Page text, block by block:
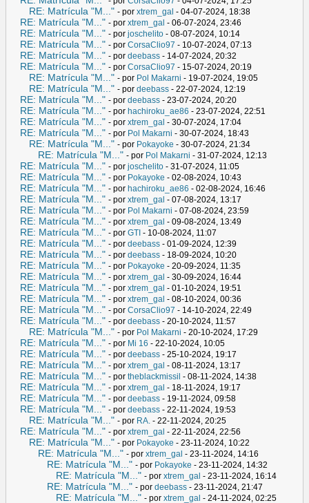
RE: Matrícula "M..." - por xtrem_gal - 04-07-2024, 18:38
RE: Matrícula "M..." - por xtrem_gal - 06-07-2024, 23:46
RE: Matrícula "M..." - por joschelito - 08-07-2024, 10:14
RE: Matrícula "M..." - por CorsaClio97 - 10-07-2024, 07:13
RE: Matrícula "M..." - por deebass - 14-07-2024, 20:32
RE: Matrícula "M..." - por CorsaClio97 - 15-07-2024, 20:19
RE: Matrícula "M..." - por Pol Makarni - 19-07-2024, 19:05
RE: Matrícula "M..." - por deebass - 22-07-2024, 12:19
RE: Matrícula "M..." - por deebass - 23-07-2024, 20:20
RE: Matrícula "M..." - por hachiroku_ae86 - 23-07-2024, 22:51
RE: Matrícula "M..." - por xtrem_gal - 30-07-2024, 17:04
RE: Matrícula "M..." - por Pol Makarni - 30-07-2024, 18:43
RE: Matrícula "M..." - por Pokayoke - 30-07-2024, 21:34
RE: Matrícula "M..." - por Pol Makarni - 31-07-2024, 12:13
RE: Matrícula "M..." - por joschelito - 31-07-2024, 11:05
RE: Matrícula "M..." - por Pokayoke - 02-08-2024, 10:43
RE: Matrícula "M..." - por hachiroku_ae86 - 02-08-2024, 16:46
RE: Matrícula "M..." - por xtrem_gal - 07-08-2024, 13:17
RE: Matrícula "M..." - por Pol Makarni - 07-08-2024, 23:59
RE: Matrícula "M..." - por xtrem_gal - 09-08-2024, 13:49
RE: Matrícula "M..." - por GTI - 10-08-2024, 11:07
RE: Matrícula "M..." - por deebass - 01-09-2024, 12:39
RE: Matrícula "M..." - por deebass - 18-09-2024, 10:20
RE: Matrícula "M..." - por Pokayoke - 20-09-2024, 11:35
RE: Matrícula "M..." - por xtrem_gal - 30-09-2024, 16:44
RE: Matrícula "M..." - por xtrem_gal - 01-10-2024, 19:51
RE: Matrícula "M..." - por xtrem_gal - 08-10-2024, 00:36
RE: Matrícula "M..." - por CorsaClio97 - 14-10-2024, 22:49
RE: Matrícula "M..." - por deebass - 20-10-2024, 11:57
RE: Matrícula "M..." - por Pol Makarni - 20-10-2024, 17:29
RE: Matrícula "M..." - por Mi 16 - 22-10-2024, 10:05
RE: Matrícula "M..." - por deebass - 25-10-2024, 19:17
RE: Matrícula "M..." - por xtrem_gal - 08-11-2024, 13:17
RE: Matrícula "M..." - por theblackmissil - 08-11-2024, 14:38
RE: Matrícula "M..." - por xtrem_gal - 18-11-2024, 19:17
RE: Matrícula "M..." - por deebass - 19-11-2024, 09:58
RE: Matrícula "M..." - por deebass - 22-11-2024, 19:53
RE: Matrícula "M..." - por RA. - 22-11-2024, 20:25
RE: Matrícula "M..." - por xtrem_gal - 22-11-2024, 22:56
RE: Matrícula "M..." - por Pokayoke - 23-11-2024, 10:22
RE: Matrícula "M..." - por xtrem_gal - 23-11-2024, 14:16
RE: Matrícula "M..." - por Pokayoke - 23-11-2024, 14:32
RE: Matrícula "M..." - por xtrem_gal - 23-11-2024, 16:14
RE: Matrícula "M..." - por deebass - 23-11-2024, 21:47
RE: Matrícula "M..." - por xtrem_gal - 24-11-2024, 02:25